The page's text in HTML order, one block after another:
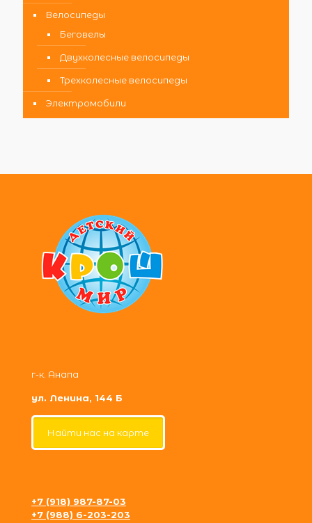
Велосипеды
Беговелы
Двухколесные велосипеды
Трехколесные велосипеды
Электромобили
г-к. Анапа
ул. Ленина, 144 Б
Найти нас на карте
+7 (918) 987-87-03
+7 (988) 6-203-203